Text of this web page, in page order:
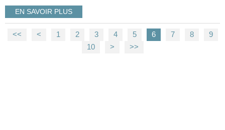
EN SAVOIR PLUS
<< < 1 2 3 4 5 6 7 8
9
10
> >>